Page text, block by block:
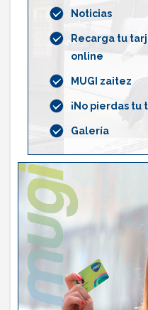
Noticias
Recarga tu
online
MUGI zaitez
¡No pierdas tu
Galería